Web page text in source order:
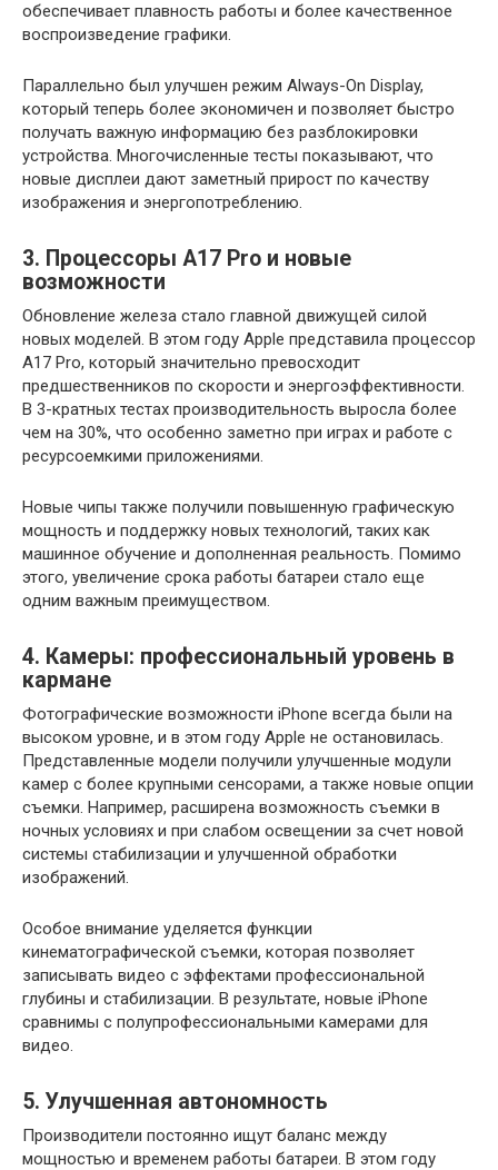
обеспечивает плавность работы и более качественное
воспроизведение графики.
Параллельно был улучшен режим Always-On Display,
который теперь более экономичен и позволяет быстро
получать важную информацию без разблокировки
устройства. Многочисленные тесты показывают, что
новые дисплеи дают заметный прирост по качеству
изображения и энергопотреблению.
3. Процессоры A17 Pro и новые
возможности
Обновление железа стало главной движущей силой
новых моделей. В этом году Apple представила процессор
A17 Pro, который значительно превосходит
предшественников по скорости и энергоэффективности.
В 3-кратных тестах производительность выросла более
чем на 30%, что особенно заметно при играх и работе с
ресурсоемкими приложениями.
Новые чипы также получили повышенную графическую
мощность и поддержку новых технологий, таких как
машинное обучение и дополненная реальность. Помимо
этого, увеличение срока работы батареи стало еще
одним важным преимуществом.
4. Камеры: профессиональный уровень в
кармане
Фотографические возможности iPhone всегда были на
высоком уровне, и в этом году Apple не остановилась.
Представленные модели получили улучшенные модули
камер с более крупными сенсорами, а также новые опции
съемки. Например, расширена возможность съемки в
ночных условиях и при слабом освещении за счет новой
системы стабилизации и улучшенной обработки
изображений.
Особое внимание уделяется функции
кинематографической съемки, которая позволяет
записывать видео с эффектами профессиональной
глубины и стабилизации. В результате, новые iPhone
сравнимы с полупрофессиональными камерами для
видео.
5. Улучшенная автономность
Производители постоянно ищут баланс между
мощностью и временем работы батареи. В этом году